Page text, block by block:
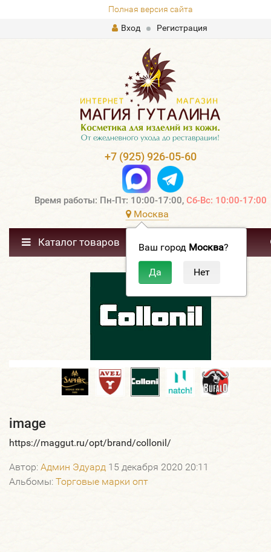
Полная версия сайта
Вход
Регистрация
+7 (925) 926-05-60
Время работы: Пн-Пт: 10:00-17:00, Сб-Вс: 10:00-17:00
Москва
Ваш город Москва?
Каталог товаров
image
https://maggut.ru/opt/brand/collonil/
Автор: Админ Эдуард 15 декабря 2020 20:11
Альбомы: Торговые марки опт